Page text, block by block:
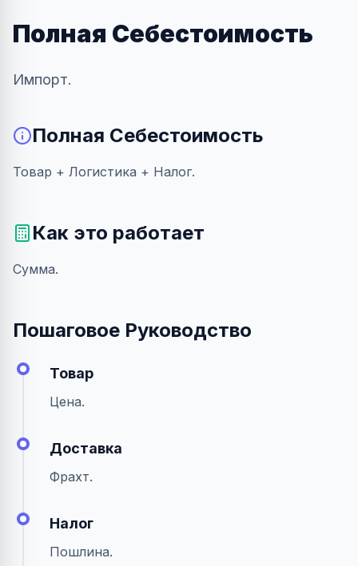
Полная Себестоимость
Импорт.
Полная Себестоимость
Товар + Логистика + Налог.
Как это работает
Сумма.
Пошаговое Руководство
Товар
Цена.
Доставка
Фрахт.
Налог
Пошлина.